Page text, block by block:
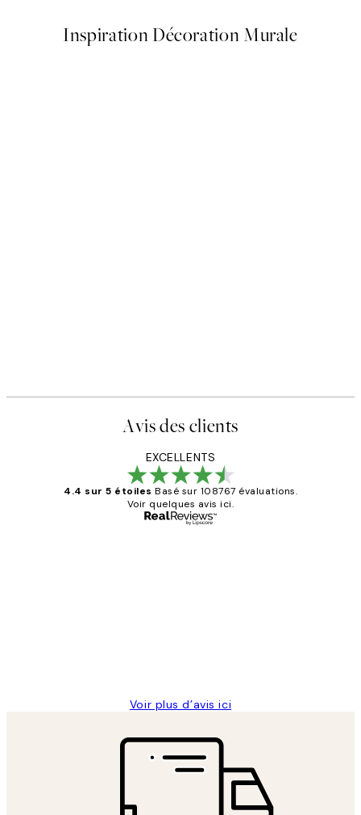
Inspiration Décoration Murale
Avis des clients
EXCELLENTS
4.4 sur 5 étoiles Basé sur 108767 évaluations.
Voir quelques avis ici.
Voir plus d’avis ici